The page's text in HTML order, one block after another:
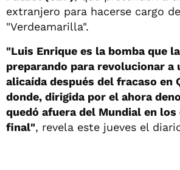
extranjero para hacerse cargo
"Verdeamarilla".
"Luis Enrique es la bomba que
preparando para revolucionar a
alicaída después del fracaso en
donde, dirigida por el ahora
quedó afuera del Mundial en
final", revela este jueves el